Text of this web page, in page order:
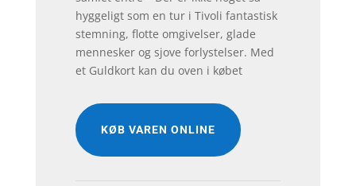
hyggeligt som en tur i Tivoli fantastisk
stemning, flotte omgivelser, glade
mennesker og sjove forlystelser. Med
et Guldkort kan du oven i købet
KØB VAREN ONLINE